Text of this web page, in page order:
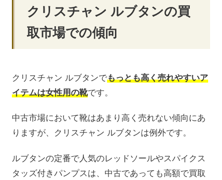
クリスチャン ルブタンの買
取市場での傾向
クリスチャン ルブタンでもっとも高く売れやすいア
イテムは女性用の靴です。
中古市場において靴はあまり高く売れない傾向にあ
りますが、クリスチャン ルブタンは例外です。
ルブタンの定番で人気のレッドソールやスパイクス
タッズ付きパンプスは、中古であっても高額で買取